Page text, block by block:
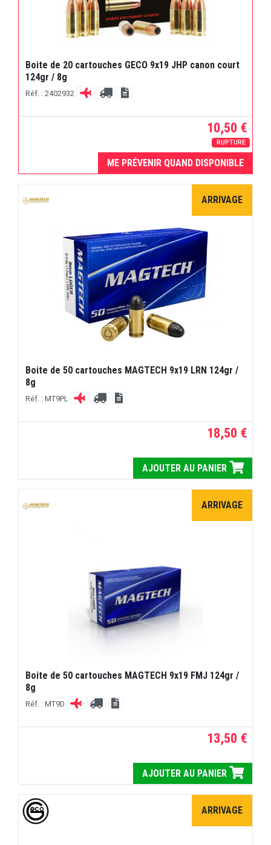
Boite de 20 cartouches GECO 9x19 JHP canon court
124gr / 8g
Réf. : 2402932
10,50 €
RUPTURE
ME PRÉVENIR QUAND DISPONIBLE
ARRIVAGE
Boite de 50 cartouches MAGTECH 9x19 LRN 124gr /
8g
Réf. : MT9PL
18,50 €
AJOUTER AU PANIER
ARRIVAGE
Boite de 50 cartouches MAGTECH 9x19 FMJ 124gr /
8g
Réf. : MT9D
13,50 €
AJOUTER AU PANIER
ARRIVAGE